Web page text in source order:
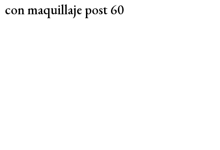
con maquillaje post 60